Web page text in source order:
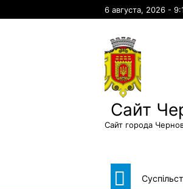
6 августа, 2026 -
Сайт
Сайт города